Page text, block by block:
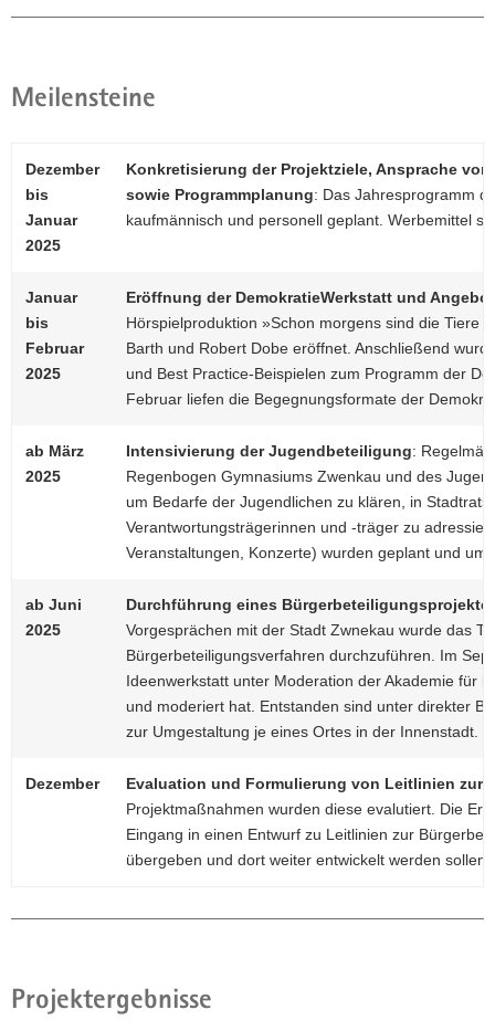
Meilensteine
Dezember
bis
Januar
2025
Konkretisierung der Projektziele, Ansprache
sowie Programmplanung: Das Jahresprogramm
kaufmännisch und personell geplant. Werbemittel
Januar
bis
Februar
2025
Eröffnung der DemokratieWerkstatt und
Hörspielproduktion »Schon morgens sind die Tiere
Barth und Robert Dobe eröffnet. Anschließend
und Best Practice-Beispielen zum Programm der
Februar liefen die Begegnungsformate der
ab März
2025
Intensivierung der Jugendbeteiligung:
Regenbogen Gymnasiums Zwenkau und des
um Bedarfe der Jugendlichen zu klären, in
Verantwortungsträgerinnen und -träger zu
Veranstaltungen, Konzerte) wurden geplant und
ab Juni
2025
Durchführung eines
Vorgesprächen mit der Stadt Zwnekau wurde das
Bürgerbeteiligungsverfahren durchzuführen. Im
Ideenwerkstatt unter Moderation der Akademie für
und moderiert hat. Entstanden sind unter direkter
zur Umgestaltung je eines Ortes in der Innenstadt.
Dezember
Evaluation und Formulierung von Leitlinien zur
Projektmaßnahmen wurden diese evalutiert. Die
Eingang in einen Entwurf zu Leitlinien zur
übergeben und dort weiter entwickelt werden sollen.
Projektergebnisse